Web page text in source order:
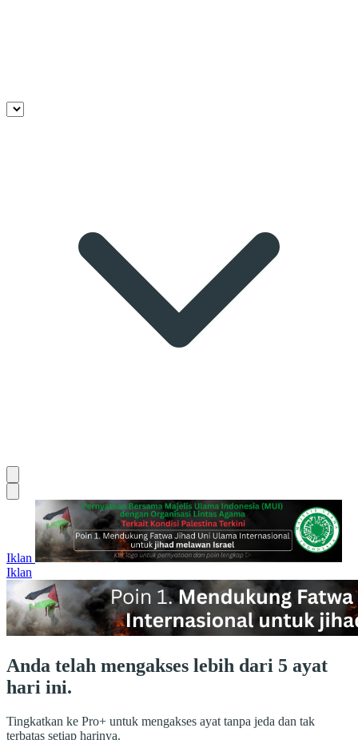
Iklan
Iklan
Anda telah mengakses lebih dari 5 ayat
hari ini.
Tingkatkan ke Pro+ untuk mengakses ayat tanpa jeda dan tak
terbatas setiap harinya.